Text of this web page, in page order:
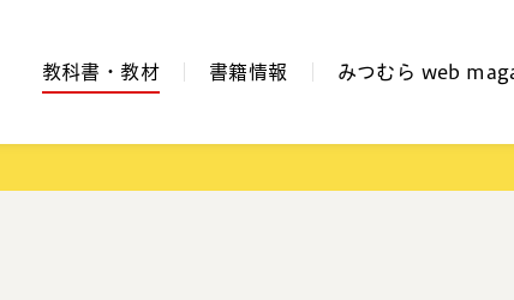
教科書・教材 書籍情報 みつむら web